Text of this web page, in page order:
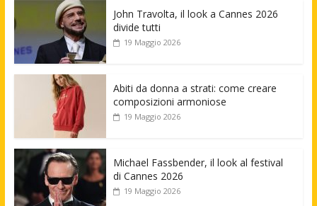
John Travolta, il look a Cannes 2026
divide tutti
19 Maggio 2026
Abiti da donna a strati: come creare
composizioni armoniose
19 Maggio 2026
Michael Fassbender, il look al festival
di Cannes 2026
19 Maggio 2026